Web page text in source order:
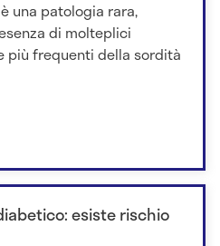
una patologia rara,
di molteplici
più frequenti della sordità
esiste rischio